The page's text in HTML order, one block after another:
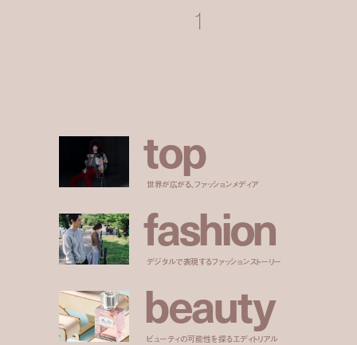
1
top
世界が広がる、ファッションメディア
fashion
デジタルで表現するファッションストーリー
beauty
ビューティの可能性を探るエディトリアル